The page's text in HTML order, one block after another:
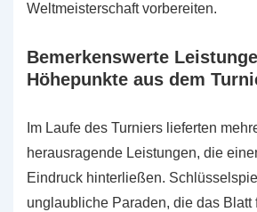
Weltmeisterschaft vorbereiten.
Bemerkenswerte
Höhepunkte aus dem
Im Laufe des Turniers lieferten
herausragende Leistungen, die
Eindruck hinterließen.
unglaubliche Paraden, die das Blatt